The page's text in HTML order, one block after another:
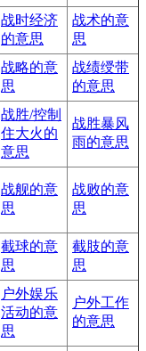
战时经济
的意思
战术的意
思
战略的意
思
战绩绶带
的意思
战胜/控制
住大火的
意思
战胜暴风
雨的意思
战舰的意
思
战败的意
思
截球的意
思
截肢的意
思
户外娱乐
活动的意
思
户外工作
的意思